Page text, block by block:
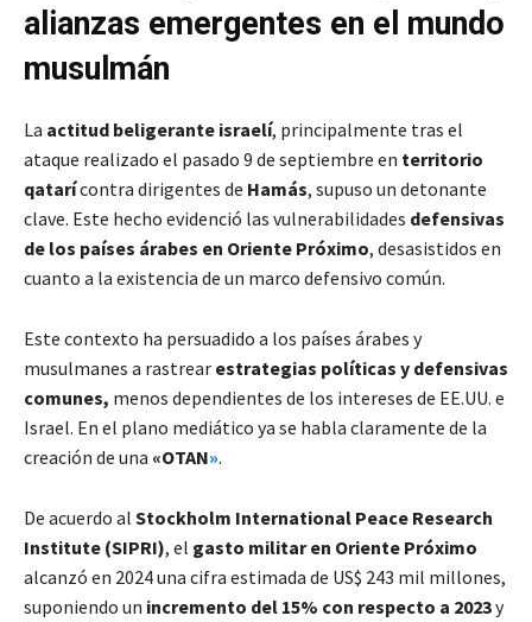
alianzas emergentes en el mundo
musulmán
La actitud beligerante israelí, principalmente tras el
ataque realizado el pasado 9 de septiembre en territorio
qatarícontra dirigentes de Hamás, supuso un detonante
clave. Este hecho evidenció las vulnerabilidades defensivas
de los países árabes en Oriente Próximo, desasistidos en
cuanto a la existencia de un marco defensivo común.
Este contexto ha persuadido a los países árabes y
musulmanes a rastrear estrategias políticas y defensivas
comunes, menos dependientes de los intereses de EE.UU. e
Israel. En el plano mediático ya se habla claramente de la
creación de una «OTAN».
De acuerdo al Stockholm International Peace Research
Institute (SIPRI), el gasto militar en Oriente Próximo
alcanzó en 2024 una cifra estimada de US$ 243 mil millones,
suponiendo un incremento del 15% con respecto a 2023y